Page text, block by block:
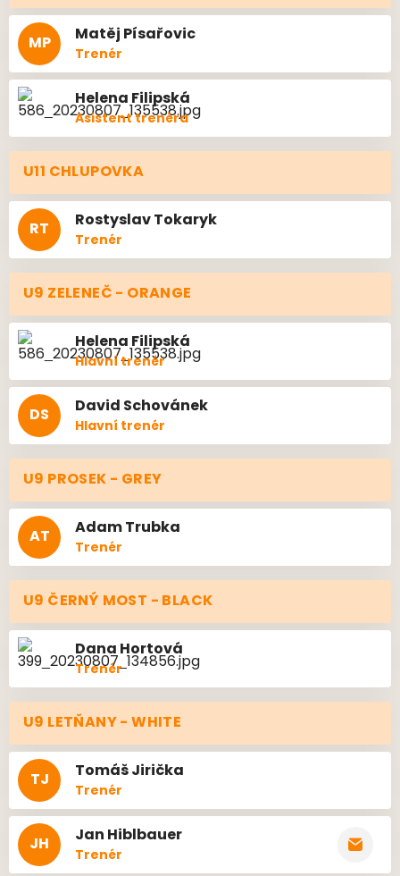
MP MatějPísařovic
Trenér
HelenaFilipská
Asistent trenéra
U11 CHLUPOVKA
RT RostyslavTokaryk
Trenér
U9 ZELENEČ - ORANGE
HelenaFilipská
Hlavní trenér
DS DavidSchovánek
Hlavní trenér
U9 PROSEK - GREY
AT AdamTrubka
Trenér
U9 ČERNÝ MOST - BLACK
DanaHortová
Trenér
U9 LETŇANY - WHITE
TJ TomášJirička
Trenér
JH JanHiblbauer
Trenér